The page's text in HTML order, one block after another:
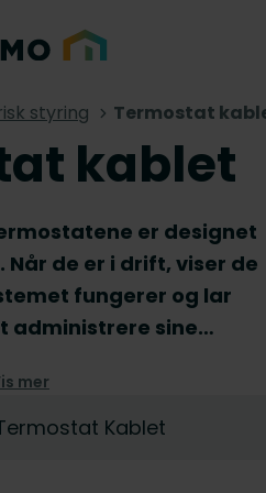
styring Termostat
kablet
er designet
de er i drift, viser de
fungerer og lar
administrere sine
for temperatur,
at du kan nyte et
til enhver tid. Bla
mer
Kablet